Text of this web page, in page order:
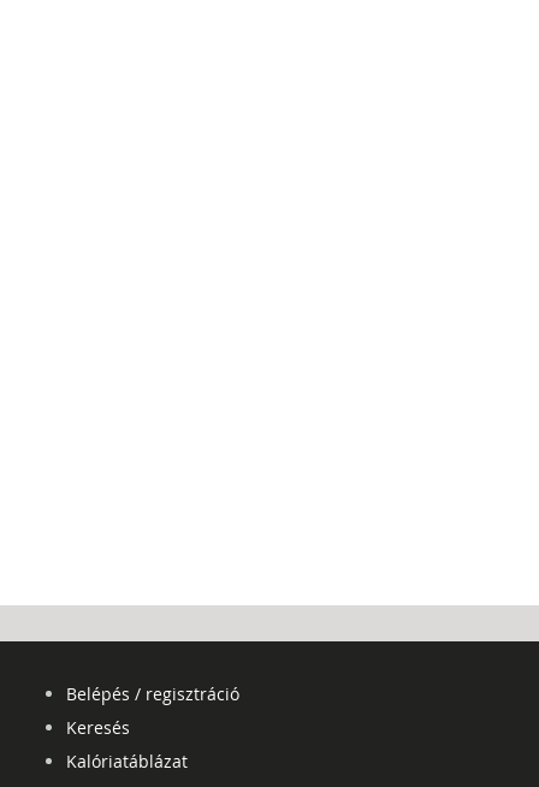
Belépés / regisztráció
Keresés
Kalóriatáblázat